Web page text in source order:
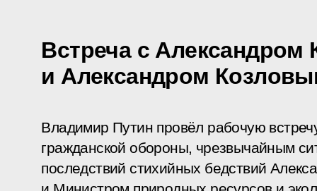
Встреча с Александром
и Александром
Владимир Путин провёл рабочую
гражданской обороны, чрезвычайным
последствий стихийных бедствий